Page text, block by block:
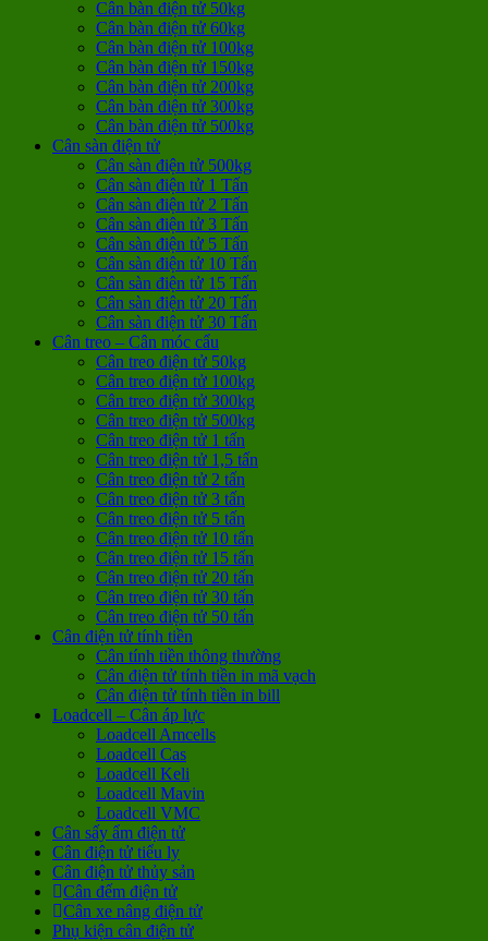
Cân bàn điện tử 50kg
Cân bàn điện tử 60kg
Cân bàn điện tử 100kg
Cân bàn điện tử 150kg
Cân bàn điện tử 200kg
Cân bàn điện tử 300kg
Cân bàn điện tử 500kg
Cân sàn điện tử
Cân sàn điện tử 500kg
Cân sàn điện tử 1 Tấn
Cân sàn điện tử 2 Tấn
Cân sàn điện tử 3 Tấn
Cân sàn điện tử 5 Tấn
Cân sàn điện tử 10 Tấn
Cân sàn điện tử 15 Tấn
Cân sàn điện tử 20 Tấn
Cân sàn điện tử 30 Tấn
Cân treo – Cân móc cẩu
Cân treo điện tử 50kg
Cân treo điện tử 100kg
Cân treo điện tử 300kg
Cân treo điện tử 500kg
Cân treo điện tử 1 tấn
Cân treo điện tử 1,5 tấn
Cân treo điện tử 2 tấn
Cân treo điện tử 3 tấn
Cân treo điện tử 5 tấn
Cân treo điện tử 10 tấn
Cân treo điện tử 15 tấn
Cân treo điện tử 20 tấn
Cân treo điện tử 30 tấn
Cân treo điện tử 50 tấn
Cân điện tử tính tiền
Cân tính tiền thông thường
Cân điện tử tính tiền in mã vạch
Cân điện tử tính tiền in bill
Loadcell – Cân áp lực
Loadcell Amcells
Loadcell Cas
Loadcell Keli
Loadcell Mavin
Loadcell VMC
Cân sấy ẩm điện tử
Cân điện tử tiểu ly
Cân điện tử thủy sản
Cân đếm điện tử
Cân xe nâng điện tử
Phụ kiện cân điện tử